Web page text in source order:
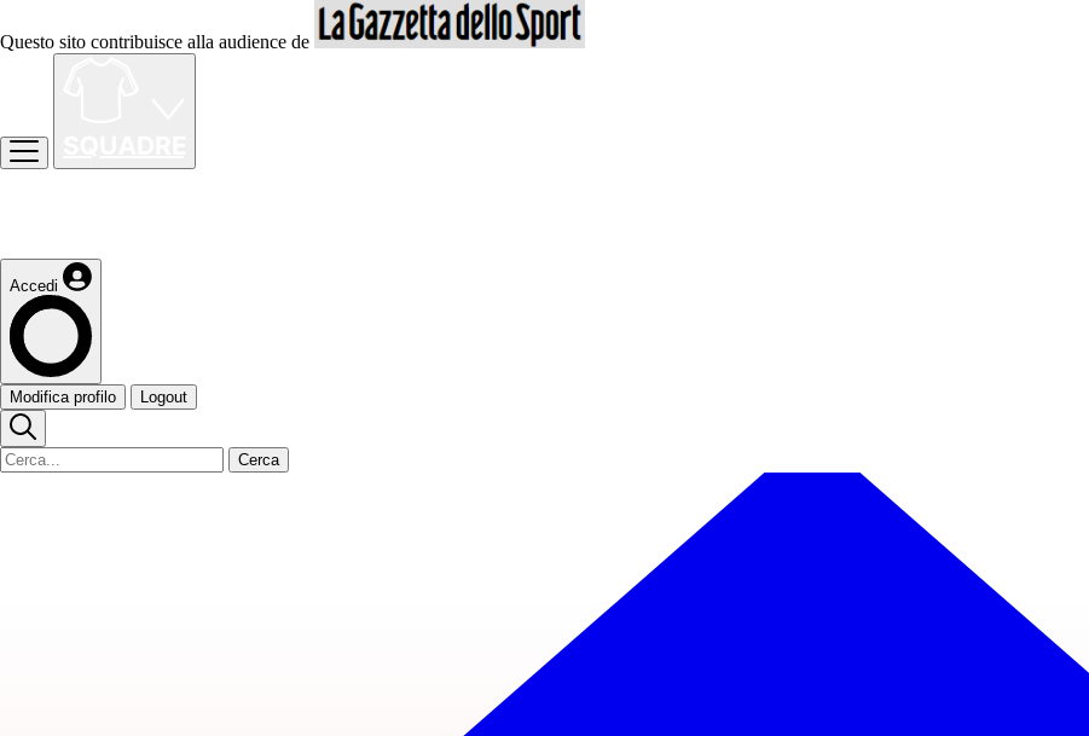
Questo sito contribuisce alla audience de
Accedi
Modifica profilo Logout
Cerca